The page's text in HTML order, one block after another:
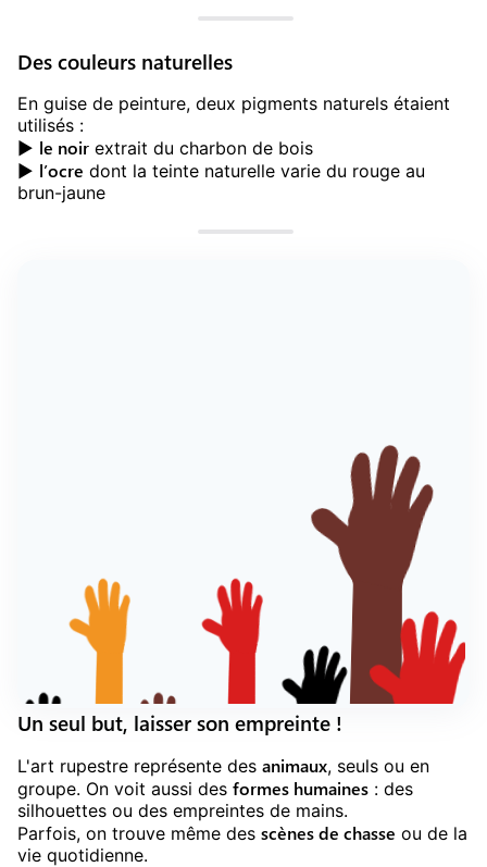
Des couleurs naturelles
En guise de peinture, deux pigments naturels étaient
utilisés :
► le noir extrait du charbon de bois
► l’ocre dont la teinte naturelle varie du rouge au
brun-jaune
Un seul but, laisser son empreinte !
L'art rupestre représente des animaux, seuls ou en
groupe. On voit aussi des formes humaines : des
silhouettes ou des empreintes de mains.
Parfois, on trouve même des scènes de chasse ou de la
vie quotidienne.